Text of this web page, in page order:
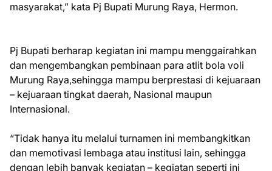
masyarakat,” kata Pj Bupati Murung Raya, Hermon.
Pj Bupati berharap kegiatan ini mampu menggairahkan
dan mengembangkan pembinaan para atlit bola voli
Murung Raya,sehingga mampu berprestasi di kejuaraan
– kejuaraan tingkat daerah, Nasional maupun
Internasional.
“Tidak hanya itu melalui turnamen ini membangkitkan
dan memotivasi lembaga atau institusi lain, sehingga
dengan lebih banyak kegiatan – kegiatan seperti ini